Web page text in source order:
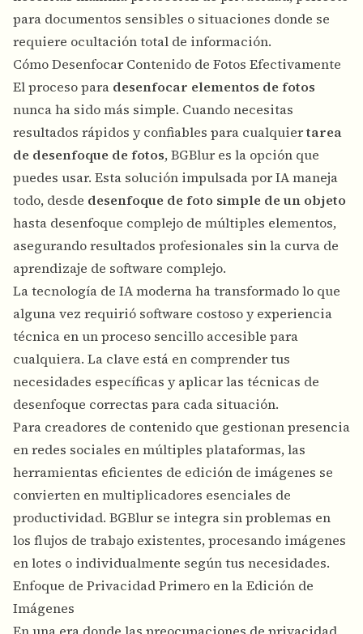
para documentos sensibles o situaciones donde se
requiere ocultación total de información.
Cómo Desenfocar Contenido de Fotos Efectivamente
El proceso para desenfocar elementos de fotos
nunca ha sido más simple. Cuando necesitas
resultados rápidos y confiables para cualquiertarea
de desenfoque de fotos, BGBlur es la opción que
puedes usar. Esta solución impulsada por IA maneja
todo, desde desenfoque de foto simple de un objeto
hasta desenfoque complejo de múltiples elementos,
asegurando resultados profesionales sin la curva de
aprendizaje de software complejo.
La tecnología de IA moderna ha transformado lo que
alguna vez requirió software costoso y experiencia
técnica en un proceso sencillo accesible para
cualquiera. La clave está en comprender tus
necesidades específicas y aplicar las técnicas de
desenfoque correctas para cada situación.
Para creadores de contenido que gestionanpresencia
en redes sociales en múltiples plataformas, las
herramientas eficientes de edición de imágenes se
convierten en multiplicadores esenciales de
productividad. BGBlur se integra sin problemas en
los flujos de trabajo existentes, procesando imágenes
en lotes o individualmente según tus necesidades.
Enfoque de Privacidad Primero en la Edición de
Imágenes